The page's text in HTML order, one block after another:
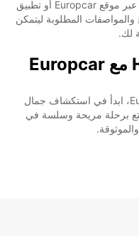
احجز سيارتك المثالية في Herlev بسهولة عبر موقع Europcar أو تطبيق
والمواصفات المطلوبة ليتمكن
بمجرد استلام مفاتيح سيارتك من Europcar، ابدأ في استكشاف جمال
برحلة مريحة وسلسة في